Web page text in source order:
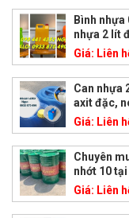
Bình
nhựa 2 lít
Giá: Liên
Can nhựa
axit đặc,
Giá: Liên
Chuyên
nhớt 10
Giá: Liên